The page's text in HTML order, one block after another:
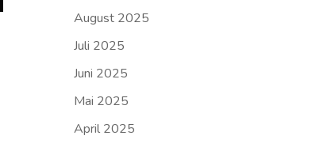
August 2025
Juli 2025
Juni 2025
Mai 2025
April 2025